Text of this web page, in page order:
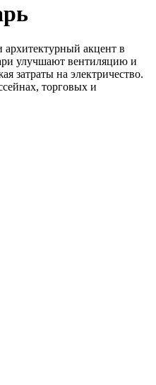
архитектурный акцент в
улучшают вентиляцию и
затраты на электричество.
торговых и